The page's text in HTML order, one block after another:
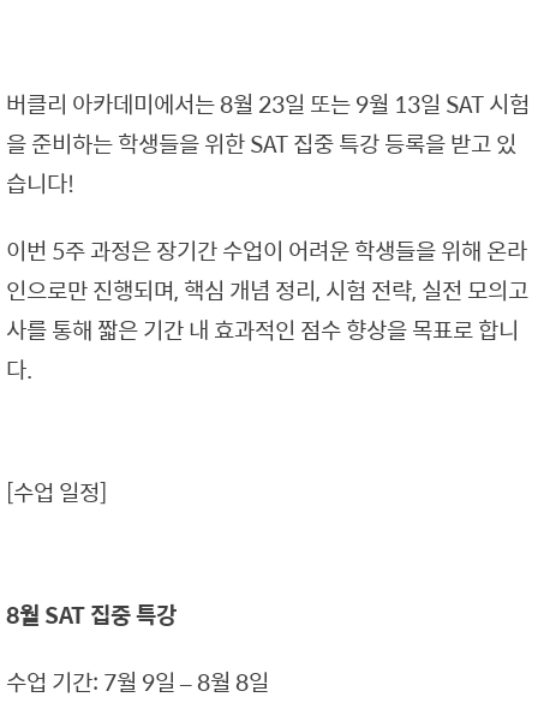
버클리 아카데미에서는 8월 23일 또는 9월 13일 SAT 시험
을 준비하는 학생들을 위한 SAT 집중 특강 등록을 받고 있
습니다!
이번 5주 과정은 장기간 수업이 어려운 학생들을 위해 온라
인으로만 진행되며, 핵심 개념 정리, 시험 전략, 실전 모의고
사를 통해 짧은 기간 내 효과적인 점수 향상을 목표로 합니
다.
[수업 일정]
8월 SAT 집중 특강
수업 기간: 7월 9일 – 8월 8일